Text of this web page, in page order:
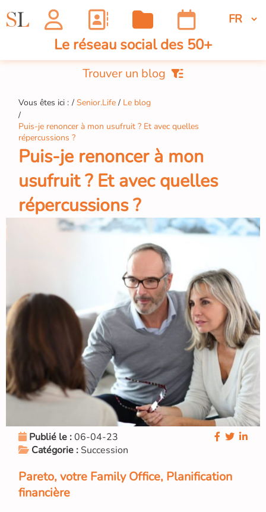
Le réseau social des 50+
Trouver un blog
Vous êtes ici : Senior.Life Le blog
Puis-je renoncer à mon usufruit ? Et avec quelles
répercussions ?
Puis-je renoncer à mon
usufruit ? Et avec quelles
répercussions ?
Publié le : 06-04-23
Catégorie : Succession
Pareto, votre Family Office, Planification
financière